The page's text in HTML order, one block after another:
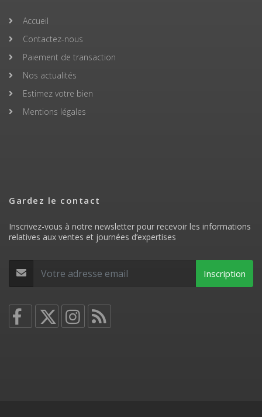
Accueil
Contactez-nous
Paiement de transaction
Nos actualités
Estimez votre bien
Mentions légales
Gardez le contact
Inscrivez-vous à notre newsletter pour recevoir les informations
relatives aux ventes et journées d’expertises
Inscription